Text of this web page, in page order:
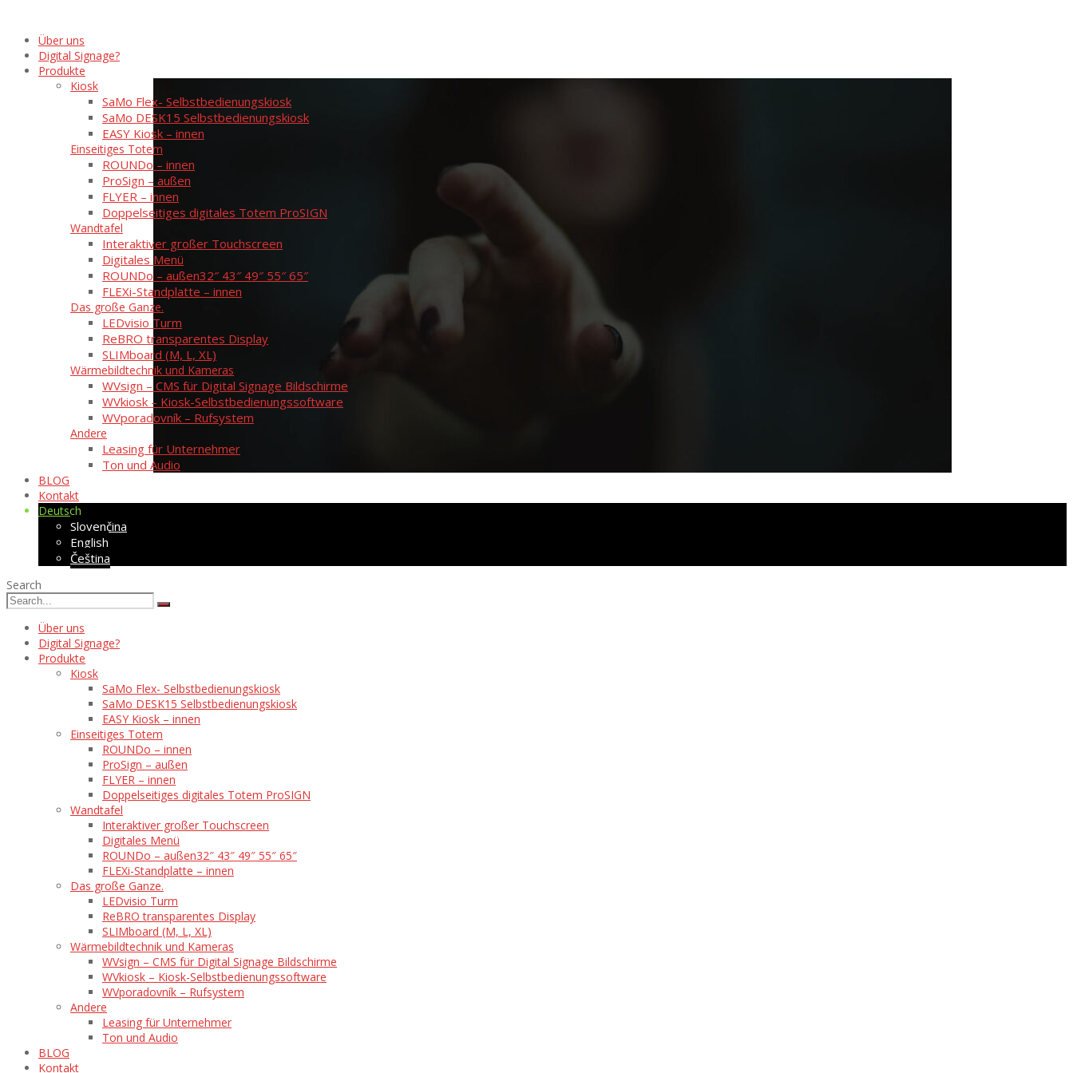
Über uns
Digital Signage?
Produkte
Kiosk
SaMo Flex- Selbstbedienungskiosk
SaMo DESK15 Selbstbedienungskiosk
EASY Kiosk – innen
Einseitiges Totem
ROUNDo – innen
ProSign – außen
FLYER – innen
Doppelseitiges digitales Totem ProSIGN
Wandtafel
Interaktiver großer Touchscreen
Digitales Menü
ROUNDo – außen32″ 43″ 49″ 55″ 65″
FLEXi-Standplatte – innen
Das große Ganze.
LEDvisio Turm
ReBRO transparentes Display
SLIMboard (M, L, XL)
Wärmebildtechnik und Kameras
WVsign – CMS für Digital Signage Bildschirme
WVkiosk – Kiosk-Selbstbedienungssoftware
WVporadovník – Rufsystem
Andere
Leasing für Unternehmer
Ton und Audio
BLOG
Kontakt
Deutsch
Slovenčina
English
Čeština
Search
Über uns
Digital Signage?
Produkte
Kiosk
SaMo Flex- Selbstbedienungskiosk
SaMo DESK15 Selbstbedienungskiosk
EASY Kiosk – innen
Einseitiges Totem
ROUNDo – innen
ProSign – außen
FLYER – innen
Doppelseitiges digitales Totem ProSIGN
Wandtafel
Interaktiver großer Touchscreen
Digitales Menü
ROUNDo – außen32″ 43″ 49″ 55″ 65″
FLEXi-Standplatte – innen
Das große Ganze.
LEDvisio Turm
ReBRO transparentes Display
SLIMboard (M, L, XL)
Wärmebildtechnik und Kameras
WVsign – CMS für Digital Signage Bildschirme
WVkiosk – Kiosk-Selbstbedienungssoftware
WVporadovník – Rufsystem
Andere
Leasing für Unternehmer
Ton und Audio
BLOG
Kontakt